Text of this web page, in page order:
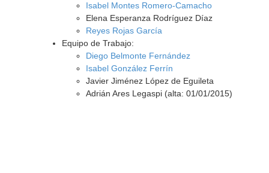
Isabel Montes Romero-Camacho
Elena Esperanza Rodríguez Díaz
Reyes Rojas García
Equipo de Trabajo:
Diego Belmonte Fernández
Isabel González Ferrín
Javier Jiménez López de Eguileta
Adrián Ares Legaspi (alta: 01/01/2015)